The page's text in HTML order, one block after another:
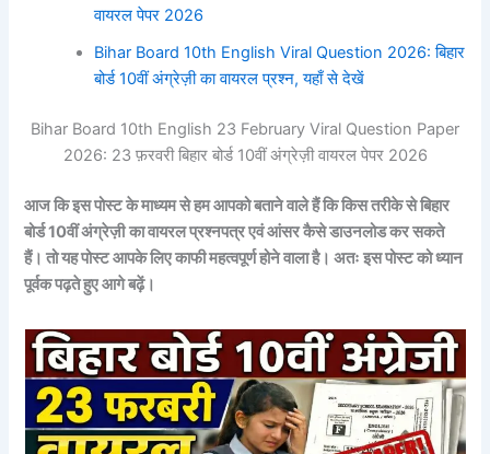
वायरल पेपर 2026
Bihar Board 10th English Viral Question 2026: बिहार
बोर्ड 10वीं अंग्रेज़ी का वायरल प्रश्न, यहाँ से देखें
Bihar Board 10th English 23 February Viral Question Paper
2026: 23 फ़रवरी बिहार बोर्ड 10वीं अंग्रेज़ी वायरल पेपर 2026
आज कि इस पोस्ट के माध्यम से हम आपको बताने वाले हैं कि किस तरीके से बिहार
बोर्ड 10वीं अंग्रेज़ी का वायरल प्रश्नपत्र एवं आंसर कैसे डाउनलोड कर सकते
हैं। तो यह पोस्ट आपके लिए काफी महत्वपूर्ण होने वाला है। अतः इस पोस्ट को ध्यान
पूर्वक पढ़ते हुए आगे बढ़ें।